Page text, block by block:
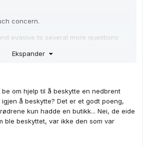
concern.
evasive to several more questions
or if the family had hired a lawyer to
on Aug. 25th, but repeatedly
efforts to obtain the protection of
to let your property be damaged on
Ekspander
om hjelp til å beskytte en nedbrent
å beskytte? Det er et godt poeng,
kun hadde en butikk... Nei, de eide
ble beskyttet, var ikke den som var